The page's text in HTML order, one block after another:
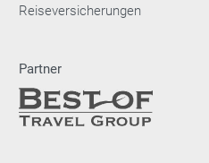
Reiseversicherungen
Partner